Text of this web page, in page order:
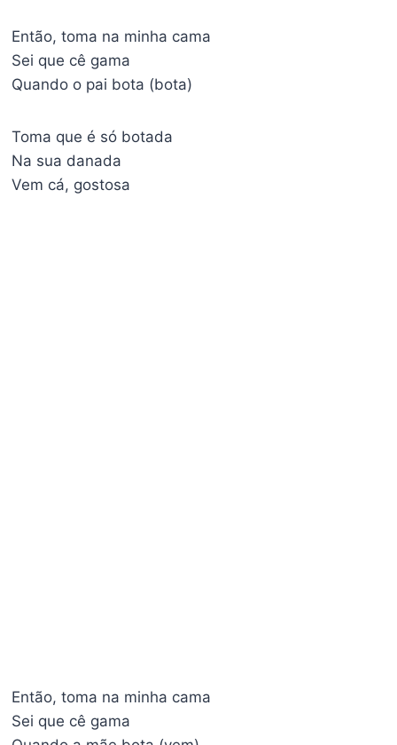
Então, toma na minha cama
Sei que cê gama
Quando o pai bota (bota)
Toma que é só botada
Na sua danada
Vem cá, gostosa
Então, toma na minha cama
Sei que cê gama